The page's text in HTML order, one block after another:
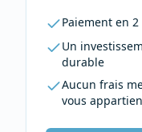
Paiement en
Un
durable
Aucun frais
vous